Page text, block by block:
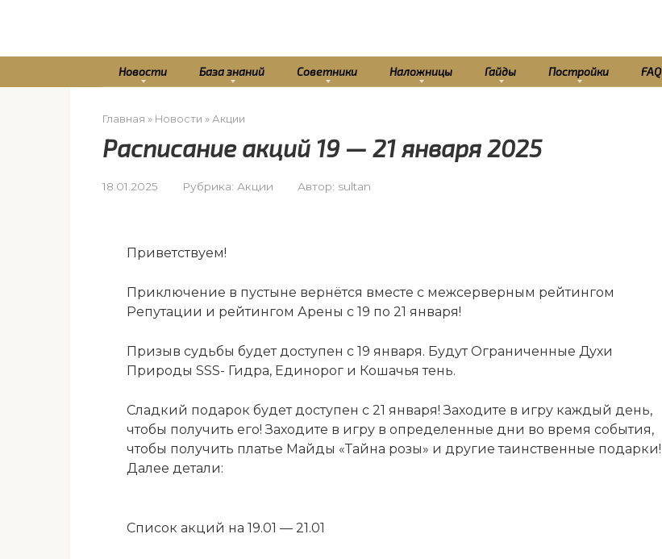
Новости База знаний Советники Наложницы Гайды Постройки FAQ
Главная » Новости » Акции
Расписание акций 19 — 21 января 2025
18.01.2025 Рубрика: Акции Автор: sultan
Приветствуем!
Приключение в пустыне вернётся вместе с межсерверным рейтингом
Репутации и рейтингом Арены с 19 по 21 января!
Призыв судьбы будет доступен с 19 января. Будут Ограниченные Духи
Природы SSS- Гидра, Единорог и Кошачья тень.
Сладкий подарок будет доступен с 21 января! Заходите в игру каждый день,
чтобы получить его! Заходите в игру в определенные дни во время события,
чтобы получить платье Майды «Тайна розы» и другие таинственные подарки!
Далее детали:
Список акций на 19.01 — 21.01